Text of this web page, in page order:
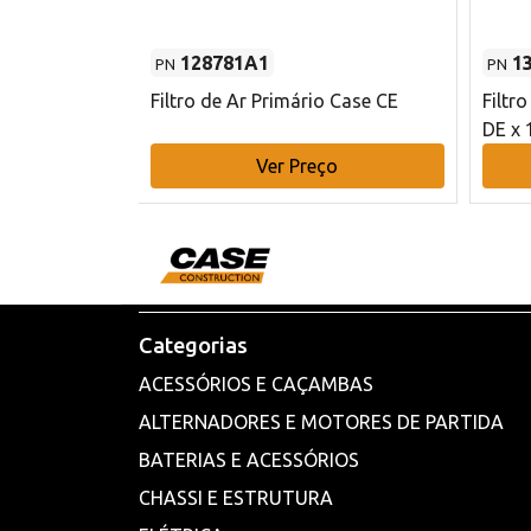
PN 128781A1
Filtro de Ar Primário Case CE
Ver Preço
PN
DE x
Categorias
ACESSÓRIOS E CAÇAMBAS
ALTERNADORES E MOTORES DE PARTIDA
BATERIAS E ACESSÓRIOS
CHASSI E ESTRUTURA